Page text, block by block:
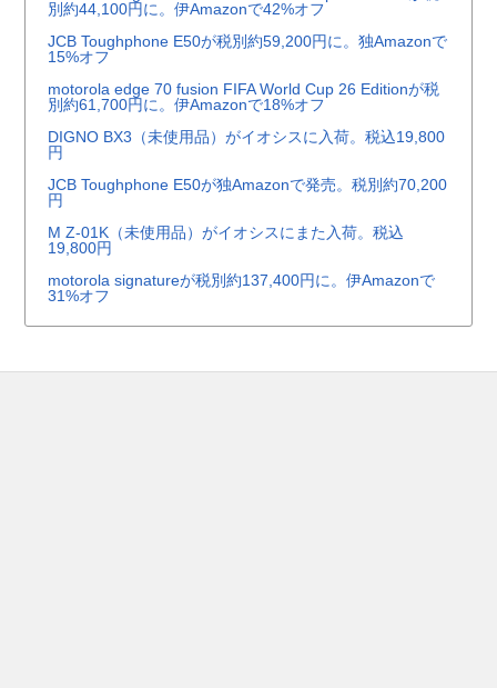
別約44,100円に。伊Amazonで42%オフ
JCB Toughphone E50が税別約59,200円に。独Amazonで
15%オフ
motorola edge 70 fusion FIFA World Cup 26 Editionが税
別約61,700円に。伊Amazonで18%オフ
DIGNO BX3（未使用品）がイオシスに入荷。税込19,800
円
JCB Toughphone E50が独Amazonで発売。税別約70,200
円
M Z-01K（未使用品）がイオシスにまた入荷。税込
19,800円
motorola signatureが税別約137,400円に。伊Amazonで
31%オフ